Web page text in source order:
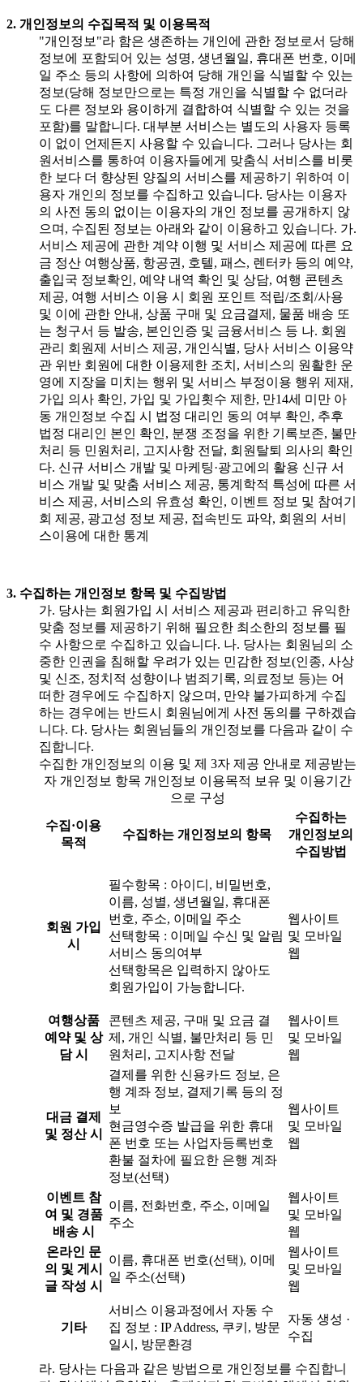
2. 개인정보의 수집목적 및 이용목적
"개인정보"라 함은 생존하는 개인에 관한 정보로서 당해
정보에 포함되어 있는 성명, 생년월일, 휴대폰 번호, 이메
일 주소 등의 사항에 의하여 당해 개인을 식별할 수 있는
정보(당해 정보만으로는 특정 개인을 식별할 수 없더라
도 다른 정보와 용이하게 결합하여 식별할 수 있는 것을
포함)를 말합니다. 대부분 서비스는 별도의 사용자 등록
이 없이 언제든지 사용할 수 있습니다. 그러나 당사는 회
원서비스를 통하여 이용자들에게 맞춤식 서비스를 비롯
한 보다 더 향상된 양질의 서비스를 제공하기 위하여 이
용자 개인의 정보를 수집하고 있습니다. 당사는 이용자
의 사전 동의 없이는 이용자의 개인 정보를 공개하지 않
으며, 수집된 정보는 아래와 같이 이용하고 있습니다. 가.
서비스 제공에 관한 계약 이행 및 서비스 제공에 따른 요
금 정산 여행상품, 항공권, 호텔, 패스, 렌터카 등의 예약,
출입국 정보확인, 예약 내역 확인 및 상담, 여행 콘텐츠
제공, 여행 서비스 이용 시 회원 포인트 적립/조회/사용
및 이에 관한 안내, 상품 구매 및 요금결제, 물품 배송 또
는 청구서 등 발송, 본인인증 및 금융서비스 등 나. 회원
관리 회원제 서비스 제공, 개인식별, 당사 서비스 이용약
관 위반 회원에 대한 이용제한 조치, 서비스의 원활한 운
영에 지장을 미치는 행위 및 서비스 부정이용 행위 제재,
가입 의사 확인, 가입 및 가입횟수 제한, 만14세 미만 아
동 개인정보 수집 시 법정 대리인 동의 여부 확인, 추후
법정 대리인 본인 확인, 분쟁 조정을 위한 기록보존, 불만
처리 등 민원처리, 고지사항 전달, 회원탈퇴 의사의 확인
다. 신규 서비스 개발 및 마케팅·광고에의 활용 신규 서
비스 개발 및 맞춤 서비스 제공, 통계학적 특성에 따른 서
비스 제공, 서비스의 유효성 확인, 이벤트 정보 및 참여기
회 제공, 광고성 정보 제공, 접속빈도 파악, 회원의 서비
스이용에 대한 통계
3. 수집하는 개인정보 항목 및 수집방법
가. 당사는 회원가입 시 서비스 제공과 편리하고 유익한
맞춤 정보를 제공하기 위해 필요한 최소한의 정보를 필
수 사항으로 수집하고 있습니다. 나. 당사는 회원님의 소
중한 인권을 침해할 우려가 있는 민감한 정보(인종, 사상
및 신조, 정치적 성향이나 범죄기록, 의료정보 등)는 어
떠한 경우에도 수집하지 않으며, 만약 불가피하게 수집
하는 경우에는 반드시 회원님에게 사전 동의를 구하겠습
니다. 다. 당사는 회원님들의 개인정보를 다음과 같이 수
집합니다.
수집한 개인정보의 이용 및 제 3자 제공 안내로 제공받는
자 개인정보 항목 개인정보 이용목적 보유 및 이용기간
으로 구성
수집·이용
목적
수집하는 개인정보의 항목
수집하는
개인정보의
수집방법
회원 가입
시
필수항목 : 아이디, 비밀번호,
이름, 성별, 생년월일, 휴대폰
번호, 주소, 이메일 주소
선택항목 : 이메일 수신 및 알림
서비스 동의여부
선택항목은 입력하지 않아도
회원가입이 가능합니다.
웹사이트
및 모바일
웹
여행상품
예약 및 상
담 시
콘텐츠 제공, 구매 및 요금 결
제, 개인 식별, 불만처리 등 민
원처리, 고지사항 전달
웹사이트
및 모바일
웹
대금 결제
및 정산 시
결제를 위한 신용카드 정보, 은
행 계좌 정보, 결제기록 등의 정
보
현금영수증 발급을 위한 휴대
폰 번호 또는 사업자등록번호
환불 절차에 필요한 은행 계좌
정보(선택)
웹사이트
및 모바일
웹
이벤트 참
여 및 경품
배송 시
이름, 전화번호, 주소, 이메일
주소
웹사이트
및 모바일
웹
온라인 문
의 및 게시
글 작성 시
이름, 휴대폰 번호(선택), 이메
일 주소(선택)
웹사이트
및 모바일
웹
기타
서비스 이용과정에서 자동 수
집 정보 : IP Address, 쿠키, 방문
일시, 방문환경
자동 생성 ·
수집
라. 당사는 다음과 같은 방법으로 개인정보를 수집합니